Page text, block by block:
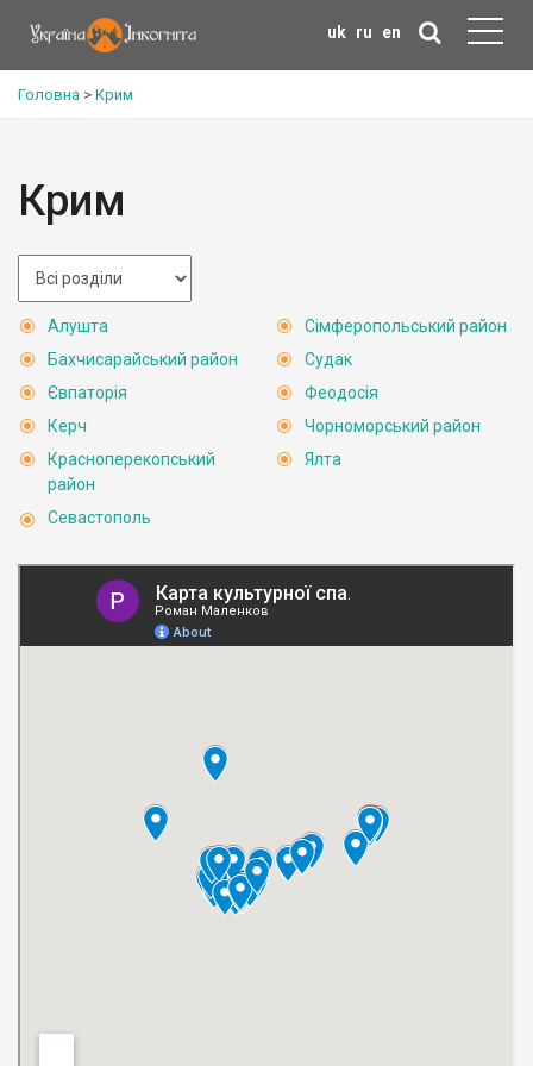
uk ru en
Головна > Крим
Крим
Алушта
Бахчисарайський район
Євпаторія
Керч
Красноперекопський
район
Севастополь
Сімферопольський район
Судак
Феодосія
Чорноморський район
Ялта